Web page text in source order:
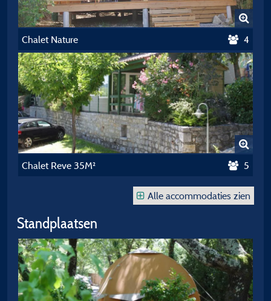
Chalet Nature 4
Chalet Reve 35M² 5
Alle accommodaties zien
Standplaatsen